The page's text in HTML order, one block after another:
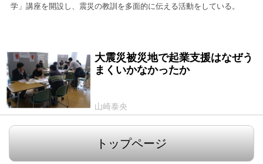
学」講座を開設し、震災の教訓を多面的に伝える活動をしている。
2021/03/06
大震災被災地で起業支援はなぜう
まくいかなかったか
山崎泰央
トップページ